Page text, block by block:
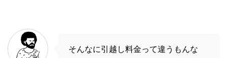
そんなに引越し料金って違うもんな